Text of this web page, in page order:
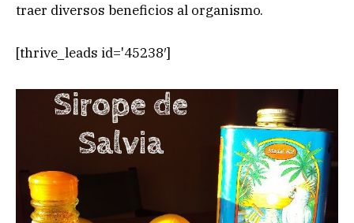
traer diversos beneficios al organismo.
[thrive_leads id='45238′]